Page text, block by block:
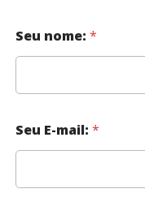
Seu nome: *
Seu E-mail: *